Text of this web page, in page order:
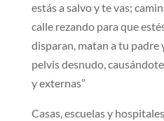
estás a salvo y te vas;
calle rezando para que
disparan, matan a tu padre
pelvis desnudo,
y externas”
Casas, escuelas y